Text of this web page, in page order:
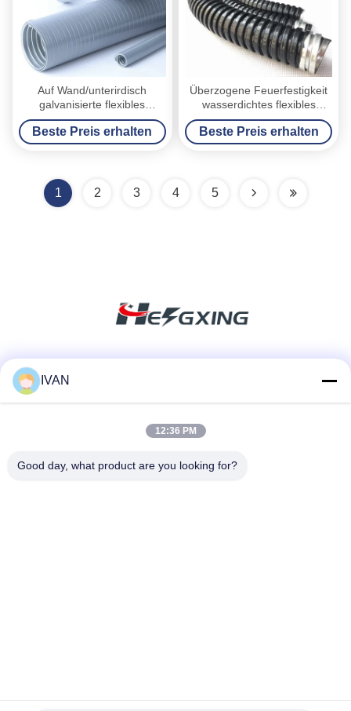
Auf Wand/unterirdisch
galvanisierte flexibles
elektrisches Rohr
Stahlmaterial
Beste Preis erhalten
Überzogene Feuerfestigkeit
wasserdichtes flexibles
elektrisches Innenrohr PVCs
Beste Preis erhalten
1 2 3 4 5
IVAN
12:36 PM
Good day, what product are you looking for?